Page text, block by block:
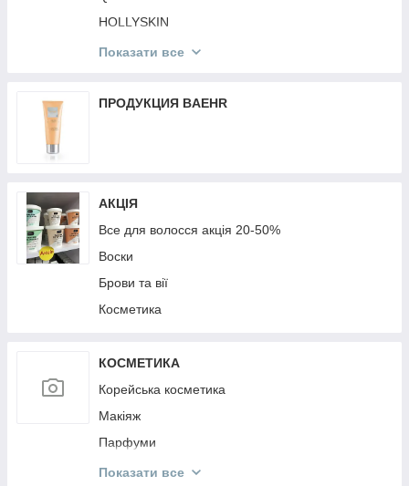
HOLLYSKIN
Mr.SCRUBBER
Victoria's Secret
Top Beauty
Показати все
ПРОДУКЦИЯ BAEHR
АКЦІЯ
Все для волосся акція 20-50%
Воски
Брови та вії
Косметика
КОСМЕТИКА
Корейська косметика
Макіяж
Парфуми
Кисти Make Up
Показати все